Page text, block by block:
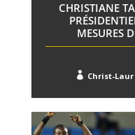
CHRISTIANE
MESURES
 Christ-